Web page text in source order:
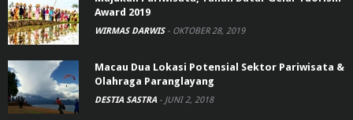
Award 2019
WIRMAS DARWIS - OKTOBER 28, 2019
Macau Dua Lokasi Potensial Sektor Pariwisata &
Olahraga Paranglayang
DESTIA SASTRA - JUNI 2, 2018